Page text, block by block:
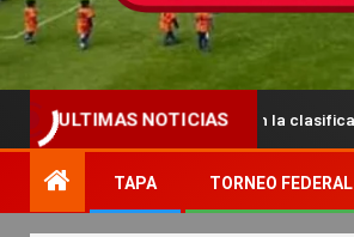
ULTIMAS NOTICIAS
buscarán la clasificación al Regional
TAPA TORNEO FEDERAL